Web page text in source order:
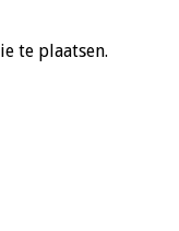
te plaatsen.